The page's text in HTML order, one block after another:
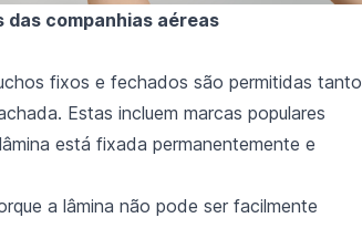
companhias aéreas
fixos e fechados são permitidas tanto
Estas incluem marcas populares
está fixada permanentemente e
a lâmina não pode ser facilmente